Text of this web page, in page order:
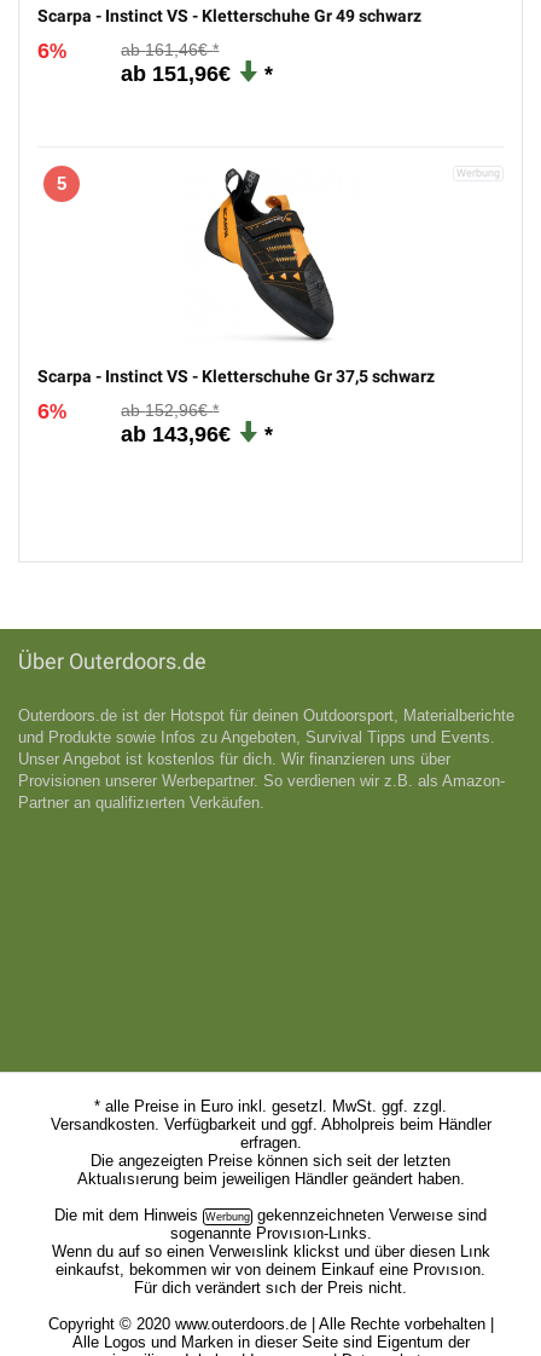
Scarpa - Instinct VS - Kletterschuhe Gr 49 schwarz
6% 161,46€
151,96€
5
Scarpa - Instinct VS - Kletterschuhe Gr 37,5 schwarz
6% 152,96€
143,96€
Über Outerdoors.de
Outerdoors.de ist der Hotspot für deinen Outdoorsport, Materialberichte
und Produkte sowie Infos zu Angeboten, Survival Tipps und Events.
Unser Angebot ist kostenlos für dich. Wir finanzieren uns über
Provisionen unserer Werbepartner. So verdienen wir z.B. als Amazon-
Partner an qualifizıerten Verkäufen.
* alle Preise in Euro inkl. gesetzl. MwSt. ggf. zzgl.
Versandkosten. Verfügbarkeit und ggf. Abholpreis beim Händler
erfragen.
Die angezeigten Preise können sich seit der letzten
Aktualısıerung beim jeweiligen Händler geändert haben.
Die mit dem Hinweis
gekennzeichneten Verweıse sind
sogenannte Provısıon-Lınks.
Wenn du auf so einen Verweıslink klickst und über diesen Lınk
einkaufst, bekommen wir von deinem Einkauf eine Provısıon.
Für dich verändert sıch der Preis nicht.
Copyright © 2020 www.outerdoors.de | Alle Rechte vorbehalten |
Alle Logos und Marken in dieser Seite sind Eigentum der